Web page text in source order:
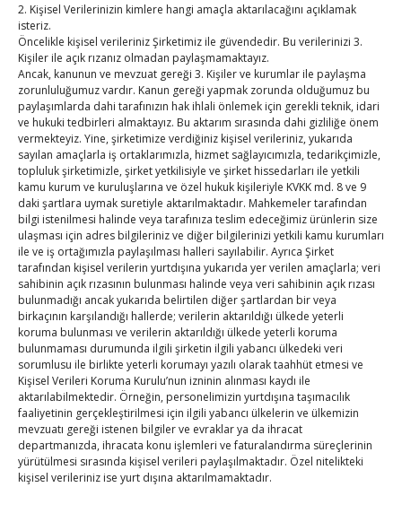
2. Kişisel Verilerinizin kimlere hangi amaçla aktarılacağını açıklamak
isteriz.
Öncelikle kişisel verileriniz Şirketimiz ile güvendedir. Bu verilerinizi 3.
Kişiler ile açık rızanız olmadan paylaşmamaktayız.
Ancak, kanunun ve mevzuat gereği 3. Kişiler ve kurumlar ile paylaşma
zorunluluğumuz vardır. Kanun gereği yapmak zorunda olduğumuz bu
paylaşımlarda dahi tarafınızın hak ihlali önlemek için gerekli teknik, idari
ve hukuki tedbirleri almaktayız. Bu aktarım sırasında dahi gizliliğe önem
vermekteyiz. Yine, şirketimize verdiğiniz kişisel verileriniz, yukarıda
sayılan amaçlarla iş ortaklarımızla, hizmet sağlayıcımızla, tedarikçimizle,
topluluk şirketimizle, şirket yetkilisiyle ve şirket hissedarları ile yetkili
kamu kurum ve kuruluşlarına ve özel hukuk kişileriyle KVKK md. 8 ve 9
daki şartlara uymak suretiyle aktarılmaktadır. Mahkemeler tarafından
bilgi istenilmesi halinde veya tarafınıza teslim edeceğimiz ürünlerin size
ulaşması için adres bilgileriniz ve diğer bilgilerinizi yetkili kamu kurumları
ile ve iş ortağımızla paylaşılması halleri sayılabilir. Ayrıca Şirket
tarafından kişisel verilerin yurtdışına yukarıda yer verilen amaçlarla; veri
sahibinin açık rızasının bulunması halinde veya veri sahibinin açık rızası
bulunmadığı ancak yukarıda belirtilen diğer şartlardan bir veya
birkaçının karşılandığı hallerde; verilerin aktarıldığı ülkede yeterli
koruma bulunması ve verilerin aktarıldığı ülkede yeterli koruma
bulunmaması durumunda ilgili şirketin ilgili yabancı ülkedeki veri
sorumlusu ile birlikte yeterli korumayı yazılı olarak taahhüt etmesi ve
Kişisel Verileri Koruma Kurulu’nun izninin alınması kaydı ile
aktarılabilmektedir. Örneğin, personelimizin yurtdışına taşımacılık
faaliyetinin gerçekleştirilmesi için ilgili yabancı ülkelerin ve ülkemizin
mevzuatı gereği istenen bilgiler ve evraklar ya da ihracat
departmanızda, ihracata konu işlemleri ve faturalandırma süreçlerinin
yürütülmesi sırasında kişisel verileri paylaşılmaktadır. Özel nitelikteki
kişisel verileriniz ise yurt dışına aktarılmamaktadır.
ile buluştu
ByTUTSOon Ağu 2, 2026
Hisarcıklıoğlu Muğla Ticaret Borsası’nı ziyaret etti
ByTUTSO on Ağu 1, 2026
Ağustos 2026
P
S Ç P C C
P
1
2
3
4 5 6 7 8
9
10
11 12 13 14 15
16
17
18 19 20 21 22
23
24
25 26 27 28 29
30
31
« Tem
E-BÜLTEN
Kasaba Ekonomi Dergisi